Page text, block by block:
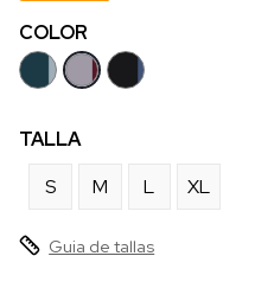
COLOR
TALLA
S
M L XL
Guia de tallas